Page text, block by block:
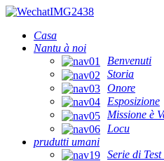
Casa
Nantu à noi
Benvenuti
Storia
Onore
Esposizione
Missione è
Locu
prudutti umani
Serie di